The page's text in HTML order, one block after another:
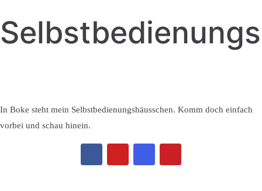
In Boke steht mein Selbstbedienungshäusschen. Komm doch einfach
vorbei und schau hinein.